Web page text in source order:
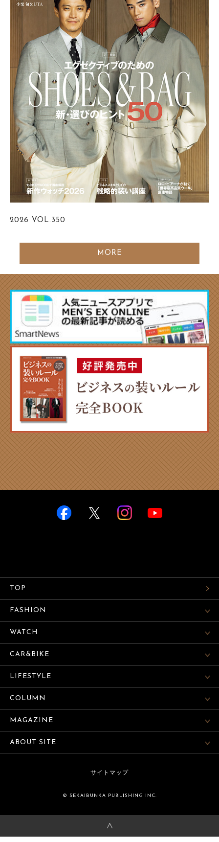
2026 VOL.350
MORE
TOP
FASHION
WATCH
CAR&BIKE
LIFESTYLE
COLUMN
MAGAZINE
ABOUT SITE
サイトマップ
© SEKAIBUNKA PUBLISHING INC.